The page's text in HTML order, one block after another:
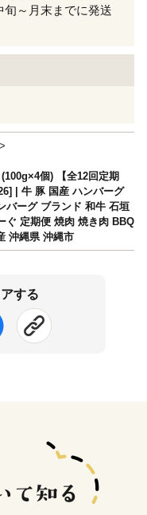
旬～月末までに発送
個) 【全12回定期
| 牛 豚 国産 ハンバーグ
バーグ ブランド 和牛 石垣
ぐ 定期便 焼肉 焼き肉 BBQ
沖縄県 沖縄市
する